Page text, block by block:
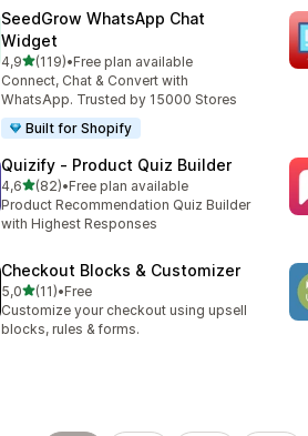
SeedGrow WhatsApp Chat
Widget
4,9z 5 hvězd
(119)
Celkový počet recenzí: 119
•Free plan available
Connect, Chat & Convert with
WhatsApp. Trusted by 15000 Stores
Built for Shopify
Quizify ‑ Product Quiz Builder
4,6z 5 hvězd
(82)
Celkový počet recenzí: 82
•Free plan available
Product Recommendation Quiz Builder
with Highest Responses
Checkout Blocks & Customizer
5,0z 5 hvězd
(11)
Celkový počet recenzí: 11
•Free
Customize your checkout using upsell
blocks, rules & forms.